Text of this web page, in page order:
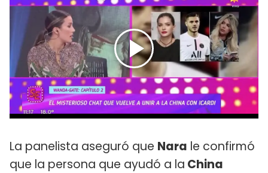
La panelista aseguró que Nara le confirmó
que la persona que ayudó a la China